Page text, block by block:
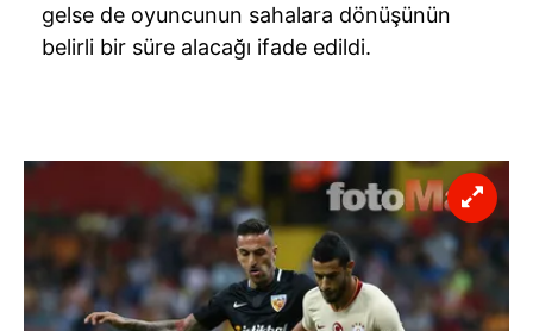
gelse de oyuncunun sahalara dönüşünün
belirli bir süre alacağı ifade edildi.